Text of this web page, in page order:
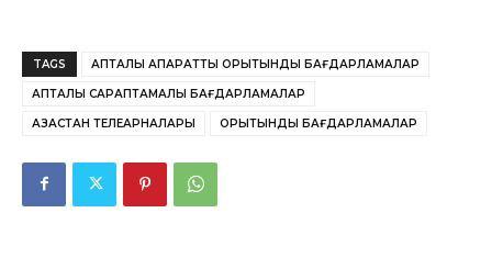
TAGS АПТАЛЫҚ АҚПАРАТТЫҚ ҚОРЫТЫНДЫ БАҒДАРЛАМАЛАР
АПТАЛЫҚ САРАПТАМАЛЫҚ БАҒДАРЛАМАЛАР
ҚАЗАҚСТАН ТЕЛЕАРНАЛАРЫ ҚОРЫТЫНДЫ БАҒДАРЛАМАЛАР